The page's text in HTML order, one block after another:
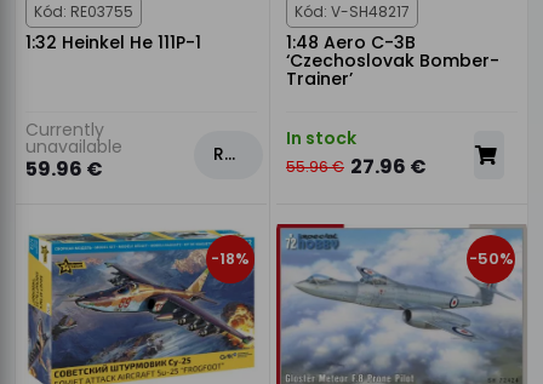
Kód: RE03755
1:32 Heinkel He 111P-1
Currently
unavailable
59.96 €
Rezervovat
Kód: V-SH48217
1:48 Aero C-3B
‘Czechoslovak Bomber-
Trainer’
In stock
55.96 € 27.96 €
-18% -50%